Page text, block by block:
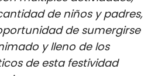
- MEDIO AMBIENTE
- ENTRETENIMIENTO
de niños y padres,
de sumergirse
y lleno de los
de esta festividad